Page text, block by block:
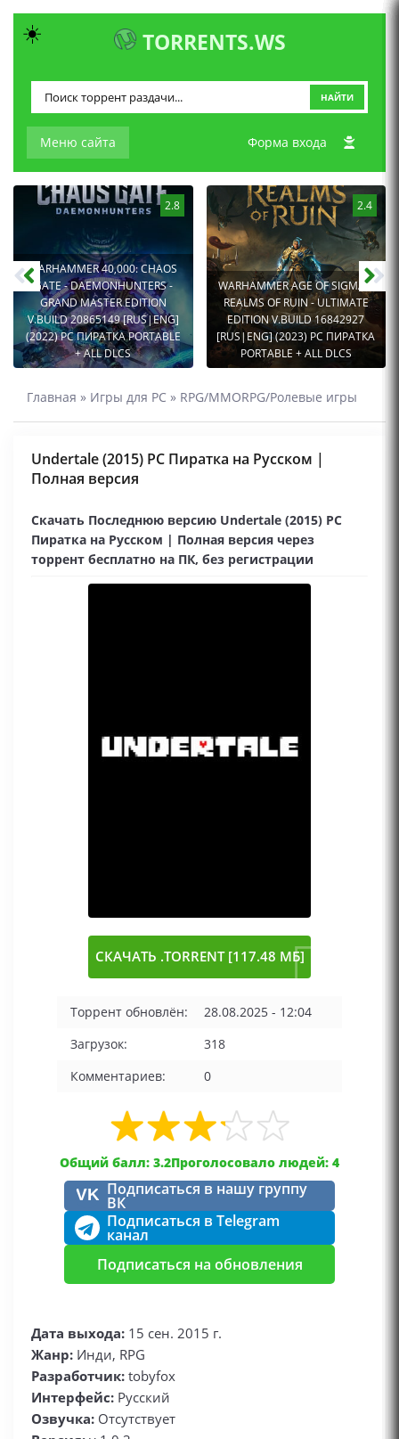
TORRENTS.WS
Меню сайта
НАЙТИ
Форма входа
2.8
WARHAMMER 40,000: CHAOS
GATE - DAEMONHUNTERS -
GRAND MASTER EDITION
V.BUILD 20865149 [RUS|ENG]
(2022) PC ПИРАТКА PORTABLE
+ ALL DLCS
2.4
WARHAMMER AGE OF SIGMAR:
REALMS OF RUIN - ULTIMATE
EDITION V.BUILD 16842927
[RUS|ENG] (2023) PC ПИРАТКА
PORTABLE + ALL DLCS
Главная » Игры для PC » RPG/MMORPG/Ролевые игры
Undertale (2015) PC Пиратка на Русском |
Полная версия
Скачать Последнюю версию Undertale (2015) PC
Пиратка на Русском | Полная версия через
торрент бесплатно на ПК, без регистрации
СКАЧАТЬ .TORRENT [117.48 МБ]
Торрент обновлён:
28.08.2025 - 12:04
Загрузок:
318
Комментариев:
0
Общий балл: 3.2Проголосовало людей: 4
VK Подписаться в нашу группу
ВК
Подписаться в Telegram
канал
Подписаться на обновления
Дата выхода: 15 сен. 2015 г.
Жанр: Инди, RPG
Разработчик: tobyfox
Интерфейс: Русский
Озвучка: Отсутствует
☀️